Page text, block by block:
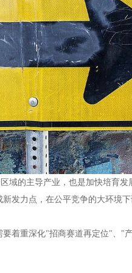
域的主导产业，也是加快培育
发力点，在公平竞争的大环境
着重深化"招商赛道再定位"、"